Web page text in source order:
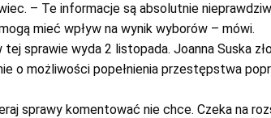
– Te informacje są absolutnie
mieć wpływ na wynik wyborów – mówi.
tej sprawie wyda 2 listopada. Joanna Suska
o możliwości popełnienia przestępstwa
sprawy komentować nie chce. Czeka na